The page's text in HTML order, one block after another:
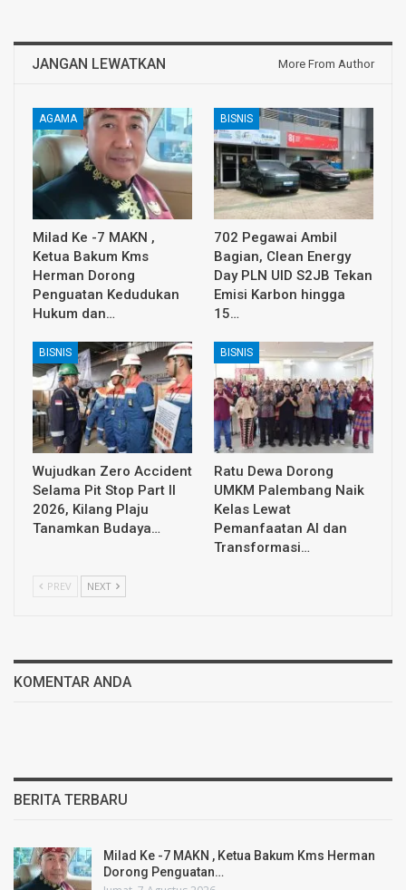
JANGAN LEWATKAN More From Author
AGAMA
Milad Ke -7 MAKN ,
Ketua Bakum Kms
Herman Dorong
Penguatan Kedudukan
Hukum dan…
BISNIS
702 Pegawai Ambil
Bagian, Clean Energy
Day PLN UID S2JB Tekan
Emisi Karbon hingga
15…
BISNIS
Wujudkan Zero Accident
Selama Pit Stop Part II
2026, Kilang Plaju
Tanamkan Budaya…
BISNIS
Ratu Dewa Dorong
UMKM Palembang Naik
Kelas Lewat
Pemanfaatan AI dan
Transformasi…
PREV NEXT
KOMENTAR ANDA
BERITA TERBARU
Milad Ke -7 MAKN , Ketua Bakum Kms Herman
Dorong Penguatan…